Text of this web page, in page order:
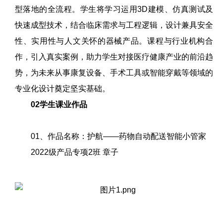
型落地的全流程。学生将学习运用3D建模、仿真测试及
快速成型技术，结合临床需求与工程逻辑，设计兼具安全
性、实用性与人文关怀的器械产品。课程与行业机构合
作，引入真实案例，助力学生对接医疗健康产业的前沿趋
势，为未来从事康复设备、手术工具或智能穿戴等领域的
专业化设计奠定坚实基础。
02学生课业作品
01、作品名称：护航——药物自动配送智能小管家
2022级产品专项2班 章子